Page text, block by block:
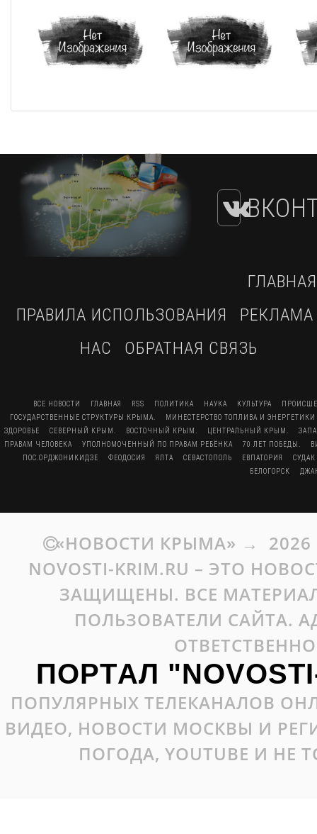
ГЛАВНАЯ
ПРАВИЛА ИСПОЛЬЗОВАНИЯ
РЕКЛАМА
НАС
ОБРАТНАЯ СВЯЗЬ
ВСЕ НОВОСТИ ГЛАВНАЯ RSS ПОЛИТИКА НАУКА КУЛЬТУРА
ГОСУДАРСТВЕННЫЕ СТРУКТУРЫ КРЫМА.
МИНЕСТЕРСТВО ТОПЛИВА И
ЗДОРОВЬЕ
СЕВЕРНЫЙ КРЫМ. ВОСТОЧНЫЙ КРЫМ. ЦЕНТРАЛЬНЫЙ КРЫМ.
ПРАВАМ ЧЕЛОВЕКА
УПОЛНОМОЧЕННЫЙ ПО ПРАВАМ РЕБЁНКА 70 ЛЕТ ПОБЕДЫ.
ПОС.ОРДЖОНИКИДЗЕ
ФЕОДОСИЯ ЯЛТА СЕВАСТОПОЛЬ ЕВПАТОРИЯ
СУДАК
БЕЛОГОРСК
«НОВОСТИ КРЫМА» → 2026
NOVOSTI-KRIM.RU – ЭТО
ЗАЩИЩЕНЫ. ВСЕ
ПОЛЬЗОВАТЕЛИ САЙТА.
ПОРТАЛ
ПОПУЛЯРНЫХ ТЕЛЕКАНАЛОВ
ВИДЕО, НОВОСТИ МОСКВЫ И
ПОГОДА, YOUTUBE И